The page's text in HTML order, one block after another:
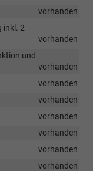
vorhanden
inkl. 2
vorhanden
und
vorhanden
vorhanden
vorhanden
vorhanden
vorhanden
vorhanden
vorhanden